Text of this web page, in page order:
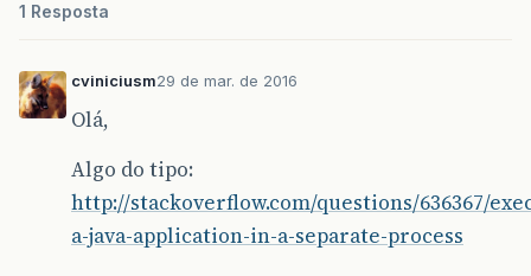
1 Resposta
cviniciusm29 de mar. de 2016
Olá,
Algo do tipo:
http://stackoverflow.com/questions/636367/
a-java-application-in-a-separate-process